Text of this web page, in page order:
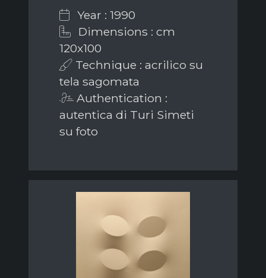
Year : 1990
Dimensions : cm
120x100
Technique : acrilico su
tela sagomata
Authentication :
autentica di Turi Simeti
su foto